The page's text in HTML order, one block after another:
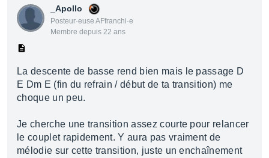
_Apollo
Posteur·euse AFfranchi·e
Membre depuis 22 ans
La descente de basse rend bien mais le passage D
E Dm E (fin du refrain / début de ta transition) me
choque un peu.
Je cherche une transition assez courte pour relancer
le couplet rapidement. Y aura pas vraiment de
mélodie sur cette transition, juste un enchaînement